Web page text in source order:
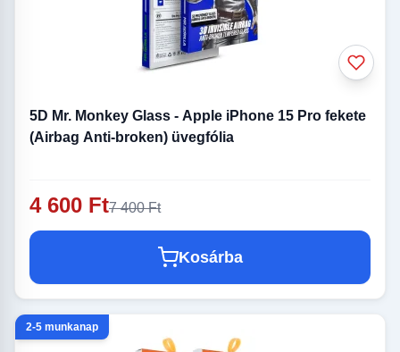
5D Mr. Monkey Glass - Apple iPhone 15 Pro fekete
(Airbag Anti-broken) üvegfólia
4 600 Ft7 400 Ft
Kosárba
2-5 munkanap